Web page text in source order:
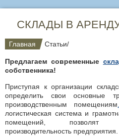
СКЛАДЫ В
Главная Статьи/
Предлагаем современные
собственника!
Приступая к организации
определить свои основные
производственным помещениям
логистическая система и
помещений, позволят
производительность предприятия.